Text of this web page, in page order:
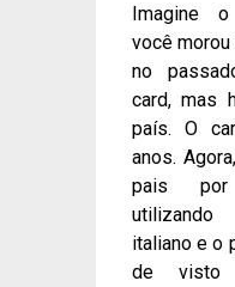
Imagine
você
no
card, mas
país. O
anos.
pais por
italiano e o
de visto